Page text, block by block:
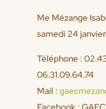
Me Mézange
samedi 24 janvier
Téléphone :
06.31.09.64.74
Mail :